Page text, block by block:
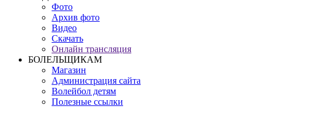
Фото
Архив фото
Видео
Скачать
Онлайн трансляция
БОЛЕЛЬЩИКАМ
Магазин
Администрация сайта
Волейбол детям
Полезные ссылки